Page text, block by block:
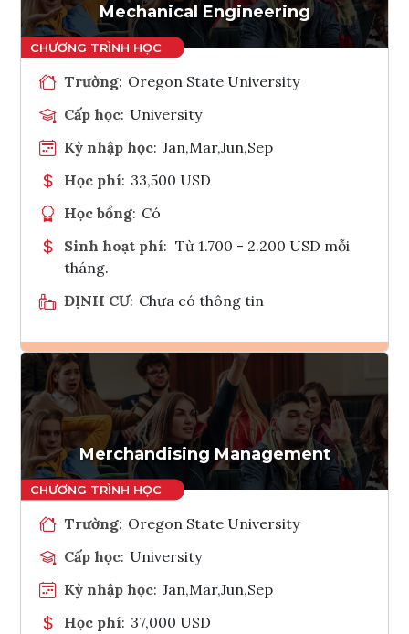
Mechanical Engineering
Trường: Oregon State University
Cấp học: University
Kỳ nhập học: Jan,Mar,Jun,Sep
Học phí: 33,500 USD
Học bổng: Có
Sinh hoạt phí: Từ 1.700 - 2.200 USD mỗi
tháng.
ĐỊNH CƯ: Chưa có thông tin
Ghi danh
Tham vấn Interlink
Merchandising Management
Trường: Oregon State University
Cấp học: University
Kỳ nhập học: Jan,Mar,Jun,Sep
Học phí: 37,000 USD